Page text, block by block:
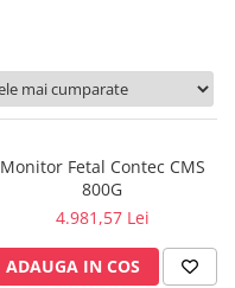
Monitor Fetal Contec CMS
800G
4.981,57 Lei
ADAUGA IN COS